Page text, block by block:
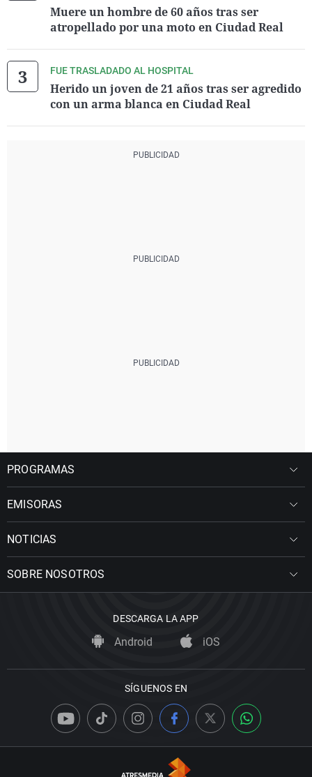
Muere un hombre de 60 años tras ser
atropellado por una moto en Ciudad Real
FUE TRASLADADO AL HOSPITAL
Herido un joven de 21 años tras ser agredido
con un arma blanca en Ciudad Real
PROGRAMAS
EMISORAS
NOTICIAS
SOBRE NOSOTROS
DESCARGA LA APP
Android iOS
SÍGUENOS EN